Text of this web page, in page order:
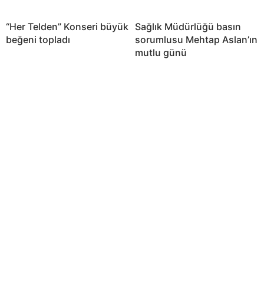
“Her Telden” Konseri büyük
beğeni topladı
Sağlık Müdürlüğü basın
sorumlusu Mehtap Aslan’ın
mutlu günü